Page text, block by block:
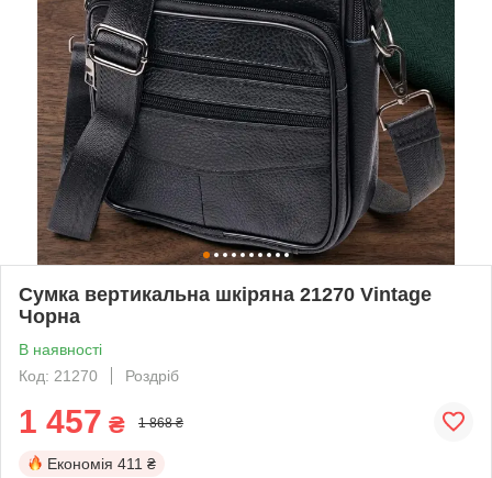
Сумка вертикальна шкіряна 21270 Vintage
Чорна
В наявності
Код: 21270
Роздріб
1 457 ₴ 1 868 ₴
Економія 411 ₴